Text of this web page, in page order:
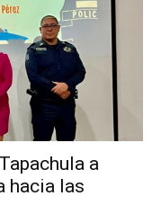
a
hacia las